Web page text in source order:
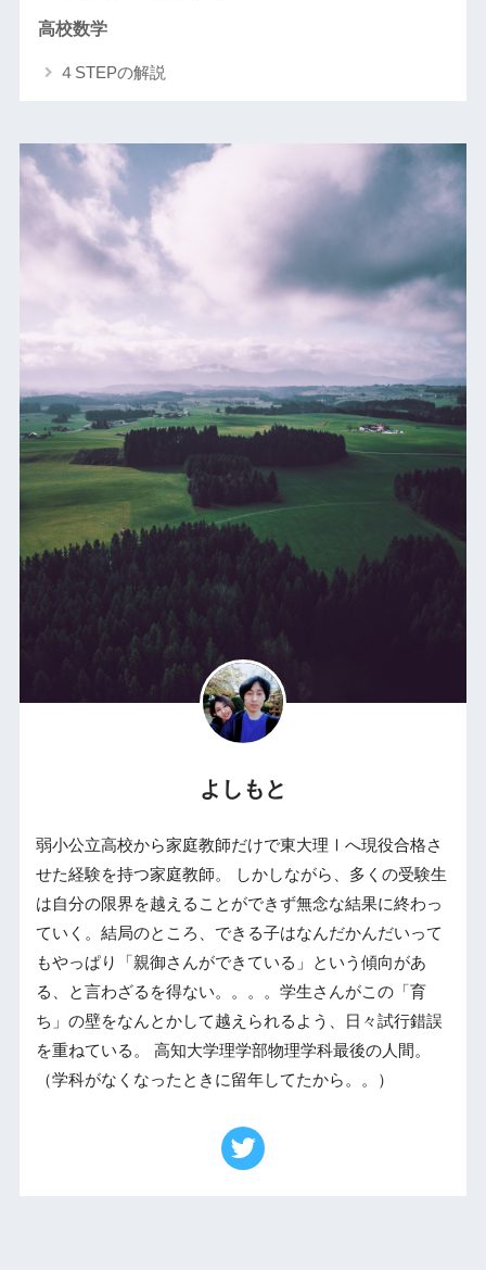
高校数学
４STEPの解説
よしもと
弱小公立高校から家庭教師だけで東大理Ⅰへ現役合格さ
せた経験を持つ家庭教師。 しかしながら、多くの受験生
は自分の限界を越えることができず無念な結果に終わっ
ていく。結局のところ、できる子はなんだかんだいって
もやっぱり「親御さんができている」という傾向があ
る、と言わざるを得ない。。。。学生さんがこの「育
ち」の壁をなんとかして越えられるよう、日々試行錯誤
を重ねている。 高知大学理学部物理学科最後の人間。
（学科がなくなったときに留年してたから。。）